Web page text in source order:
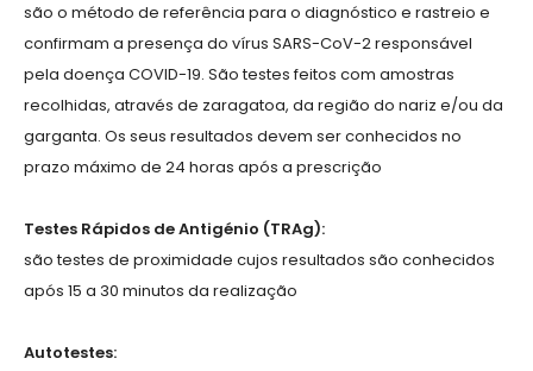
são o método de referência para o diagnóstico e rastreio e
confirmam a presença do vírus SARS-CoV-2 responsável
pela doença COVID-19. São testes feitos com amostras
recolhidas, através de zaragatoa, da região do nariz e/ou da
garganta. Os seus resultados devem ser conhecidos no
prazo máximo de 24 horas após a prescrição
Testes Rápidos de Antigénio (TRAg):
são testes de proximidade cujos resultados são conhecidos
após 15 a 30 minutos da realização
Autotestes: